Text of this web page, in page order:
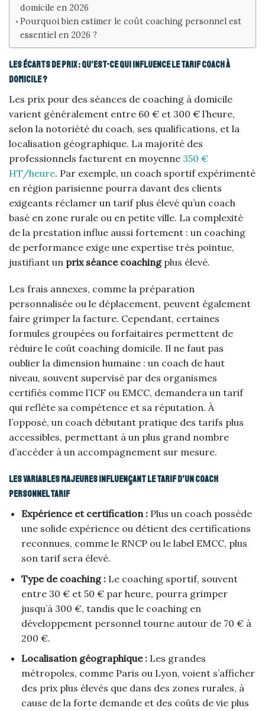
domicile en 2026
Pourquoi bien estimer le coût coaching personnel est
essentiel en 2026 ?
Les écarts de prix : qu’est-ce qui influence le tarif coach à
domicile ?
Les prix pour des séances de coaching à domicile
varient généralement entre 60 € et 300 € l’heure,
selon la notoriété du coach, ses qualifications, et la
localisation géographique. La majorité des
professionnels facturent en moyenne 350 €
HT/heure. Par exemple, un coach sportif expérimenté
en région parisienne pourra da­vant des clients
exigeants réclamer un tarif plus élevé qu’un coach
basé en zone rurale ou en petite ville. La complexité
de la prestation influe aussi fortement : un coaching
de performance exige une expertise très pointue,
justifiant un prix séance coachingplus élevé.
Les frais annexes, comme la préparation
personnalisée ou le déplacement, peuvent également
faire grimper la facture. Cependant, certaines
formules groupées ou forfaitaires permettent de
réduire le coût coaching domicile. Il ne faut pas
oublier la dimension humaine : un coach de haut
niveau, souvent supervisé par des organismes
certifiés comme l’ICF ou EMCC, demandera un tarif
qui reflète sa compétence et sa réputation. À
l’opposé, un coach débutant pratique des tarifs plus
accessibles, permettant à un plus grand nombre
d’accéder à un accompagnement sur mesure.
Les variables majeures influençant le tarif d’un coach
personnel tarif
Expérience et certification :Plus un coach possède
une solide expérience ou détient des certifications
reconnues, comme le RNCP ou le label EMCC, plus
son tarif sera élevé.
Type de coaching :Le coaching sportif, souvent
entre 30 € et 50 € par heure, pourra grimper
jusqu’à 300 €, tandis que le coaching en
développement personnel tourne autour de 70 € à
200 €.
Localisation géographique :Les grandes
métropoles, comme Paris ou Lyon, voient s’afficher
des prix plus élevés que dans des zones rurales, à
cause de la forte demande et des coûts de vie plus